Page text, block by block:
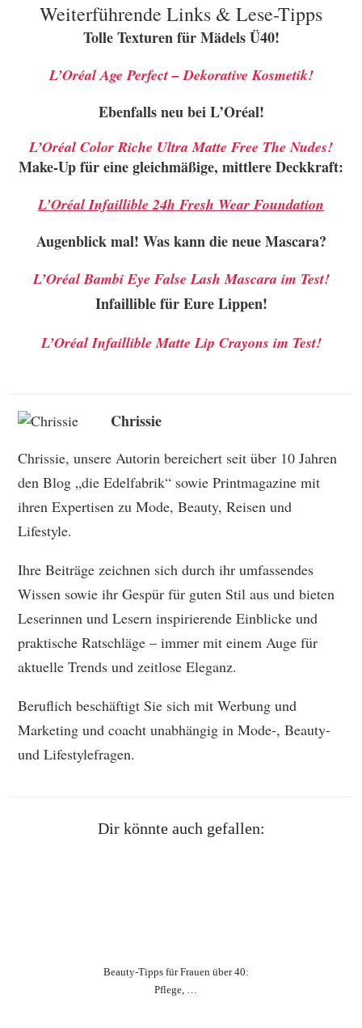
Weiterführende Links & Lese-Tipps
Tolle Texturen für Mädels Ü40!
L’Oréal Age Perfect – Dekorative Kosmetik!
Ebenfalls neu bei L’Oréal!
L’Oréal Color Riche Ultra Matte Free The Nudes!
Make-Up für eine gleichmäßige, mittlere Deckkraft:
L’OréalInfaillible 24h Fresh Wear Foundation
Augenblick mal! Was kann die neue Mascara?
L’Oréal Bambi Eye False Lash Mascara im Test!
Infaillible für Eure Lippen!
L’Oréal Infaillible Matte Lip Crayons im Test!
Chrissie
Chrissie, unsere Autorin bereichert seit über 10 Jahren
den Blog „die Edelfabrik“ sowie Printmagazine mit
ihren Expertisen zu Mode, Beauty, Reisen und
Lifestyle.
Ihre Beiträge zeichnen sich durch ihr umfassendes
Wissen sowie ihr Gespür für guten Stil aus und bieten
Leserinnen und Lesern inspirierende Einblicke und
praktische Ratschläge – immer mit einem Auge für
aktuelle Trends und zeitlose Eleganz.
Beruflich beschäftigt Sie sich mit Werbung und
Marketing und coacht unabhängig in Mode-, Beauty-
und Lifestylefragen.
Dir könnte auch gefallen:
Beauty‑Tipps für Frauen über 40:
Pflege, …